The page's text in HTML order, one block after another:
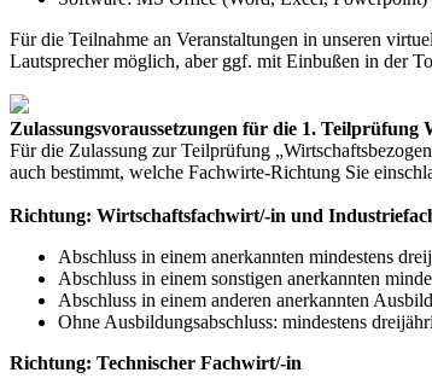
Für die Teilnahme an Veranstaltungen in unseren
Lautsprecher möglich, aber ggf. mit Einbußen in der
Zulassungsvoraussetzungen für die 1. Teilprüfung
Für die Zulassung zur Teilprüfung
auch bestimmt, welche Fachwirte-Richtung Sie
Richtung: Wirtschaftsfachwirt/-in und
Abschluss in einem anerkannten mindestens
Abschluss in einem sonstigen anerkannten
Abschluss in einem anderen anerkannten
Ohne Ausbildungsabschluss: mindestens
Richtung: Technischer Fachwirt/-in